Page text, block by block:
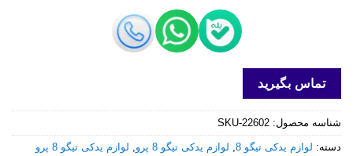
تماس بگیرید
شناسه محصول: SKU-22602
دسته: لوازم یدکی تیگو 8 , لوازم یدکی تیگو 8 پرو ,
لوازم یدکی تیگو 8 پرو